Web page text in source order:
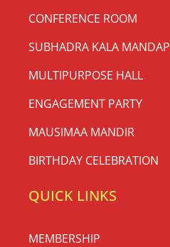
CONFERENCE ROOM
SUBHADRA KALA MANDAP
MULTIPURPOSE HALL
ENGAGEMENT PARTY
MAUSIMAA MANDIR
BIRTHDAY CELEBRATION
QUICK LINKS
MEMBERSHIP